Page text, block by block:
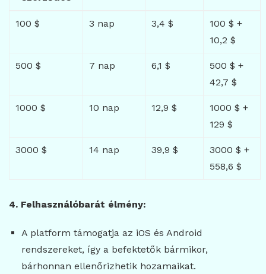
100 $ 3 nap 3,4 $
100 $ +
10,2 $
500 $ 7 nap 6,1 $
500 $ +
42,7 $
1000 $ 10 nap 12,9 $
1000 $ +
129 $
3000 $ 14 nap 39,9 $
3000 $ +
558,6 $
4. Felhasználóbarát élmény:
A platform támogatja az iOS és Android
rendszereket, így a befektetők bármikor,
bárhonnan ellenőrizhetik hozamaikat.